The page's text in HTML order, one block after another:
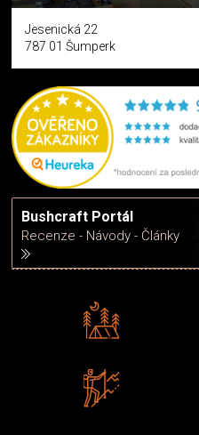
Jesenická 22
787 01 Šumperk
Bushcraft Portál
Recenze - Návody - Články